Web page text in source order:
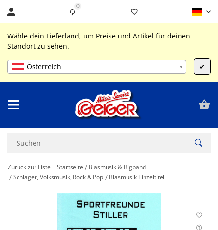
0Liste ist leer
Wähle dein Lieferland, um Preise und Artikel für deinen
Standort zu sehen.
Österreich ✔
Zurück zur Liste Startseite
Blasmusik & Bigband
Schlager, Volksmusik, Rock & Pop
Blasmusik Einzeltitel